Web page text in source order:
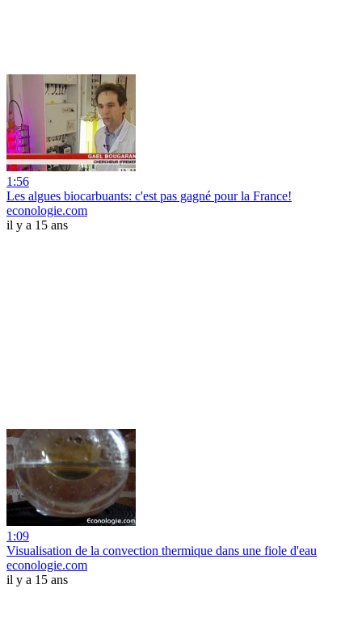
1:56
Les algues biocarbuants: c'est pas gagné pour la France!
econologie.com
il y a 15 ans
1:09
Visualisation de la convection thermique dans une fiole d'eau
econologie.com
il y a 15 ans